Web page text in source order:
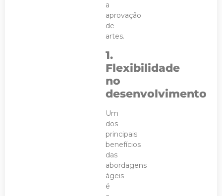
a
aprovação
de
artes.
1.
Flexibilidade
no
desenvolvimento
Um
dos
principais
benefícios
das
abordagens
ágeis
é